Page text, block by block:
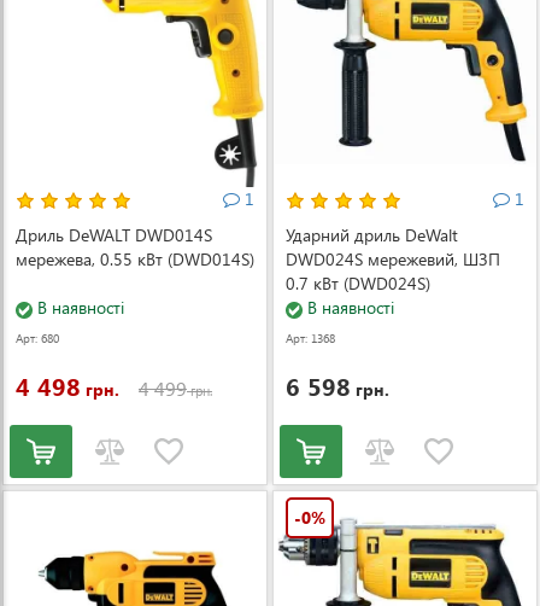
1
Дриль DeWALT DWD014S
мережева, 0.55 кВт (DWD014S)
В наявності
Арт: 680
4 498 грн. 4 499грн.
1
Ударний дриль DeWalt
DWD024S мережевий, ШЗП
0.7 кВт (DWD024S)
В наявності
Арт: 1368
6 598 грн.
-0%